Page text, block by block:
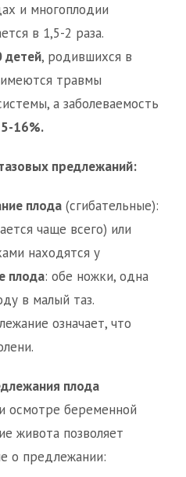
и многоплодии
в 1,5-2 раза.
детей, родившихся в
травмы
а заболеваемость
16%.
предлежаний:
плода (сгибательные):
чаще всего) или
находятся у
плода: обе ножки, одна
в малый таз.
означает, что
плода
осмотре беременной
живота позволяет
о предлежании: